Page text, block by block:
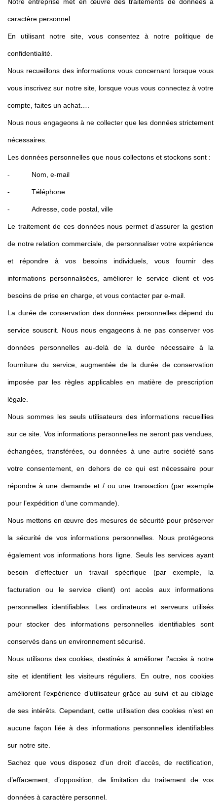
Notre entreprise met en œuvre des traitements de données à
caractère personnel.
En utilisant notre site, vous consentez à notre politique de
confidentialité.
Nous recueillons des informations vous concernant lorsque vous
vous inscrivez sur notre site, lorsque vous vous connectez à votre
compte, faites un achat….
Nous nous engageons à ne collecter que les données strictement
nécessaires.
Les données personnelles que nous collectons et stockons sont :
- Nom, e-mail
- Téléphone
- Adresse, code postal, ville
Le traitement de ces données nous permet d’assurer la gestion
de notre relation commerciale, de personnaliser votre expérience
et répondre à vos besoins individuels, vous fournir des
informations personnalisées, améliorer le service client et vos
besoins de prise en charge, et vous contacter par e-mail.
La durée de conservation des données personnelles dépend du
service souscrit. Nous nous engageons à ne pas conserver vos
données personnelles au-delà de la durée nécessaire à la
fourniture du service, augmentée de la durée de conservation
imposée par les règles applicables en matière de prescription
légale.
Nous sommes les seuls utilisateurs des informations recueillies
sur ce site. Vos informations personnelles ne seront pas vendues,
échangées, transférées, ou données à une autre société sans
votre consentement, en dehors de ce qui est nécessaire pour
répondre à une demande et / ou une transaction (par exemple
pour l’expédition d’une commande).
Nous mettons en œuvre des mesures de sécurité pour préserver
la sécurité de vos informations personnelles. Nous protégeons
également vos informations hors ligne. Seuls les services ayant
besoin d’effectuer un travail spécifique (par exemple, la
facturation ou le service client) ont accès aux informations
personnelles identifiables. Les ordinateurs et serveurs utilisés
pour stocker des informations personnelles identifiables sont
conservés dans un environnement sécurisé.
Nous utilisons des cookies, destinés à améliorer l’accès à notre
site et identifient les visiteurs réguliers. En outre, nos cookies
améliorent l’expérience d’utilisateur grâce au suivi et au ciblage
de ses intérêts. Cependant, cette utilisation des cookies n’est en
aucune façon liée à des informations personnelles identifiables
sur notre site.
Sachez que vous disposez d’un droit d’accès, de rectification,
d’effacement, d’opposition, de limitation du traitement de vos
données à caractère personnel.